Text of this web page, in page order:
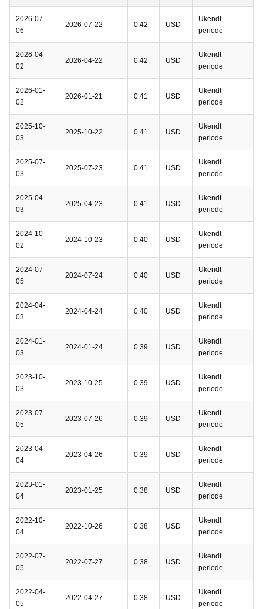
2026-07-
06
2026-07-22 0.42 USD
Ukendt
periode
2026-04-
02
2026-04-22 0.42 USD
Ukendt
periode
2026-01-
02
2026-01-21 0.41 USD
Ukendt
periode
2025-10-
03
2025-10-22 0.41 USD
Ukendt
periode
2025-07-
03
2025-07-23 0.41 USD
Ukendt
periode
2025-04-
03
2025-04-23 0.41 USD
Ukendt
periode
2024-10-
02
2024-10-23 0.40 USD
Ukendt
periode
2024-07-
05
2024-07-24 0.40 USD
Ukendt
periode
2024-04-
03
2024-04-24 0.40 USD
Ukendt
periode
2024-01-
03
2024-01-24 0.39 USD
Ukendt
periode
2023-10-
03
2023-10-25 0.39 USD
Ukendt
periode
2023-07-
05
2023-07-26 0.39 USD
Ukendt
periode
2023-04-
04
2023-04-26 0.39 USD
Ukendt
periode
2023-01-
04
2023-01-25 0.38 USD
Ukendt
periode
2022-10-
04
2022-10-26 0.38 USD
Ukendt
periode
2022-07-
05
2022-07-27 0.38 USD
Ukendt
periode
2022-04-
05
2022-04-27 0.38 USD
Ukendt
periode